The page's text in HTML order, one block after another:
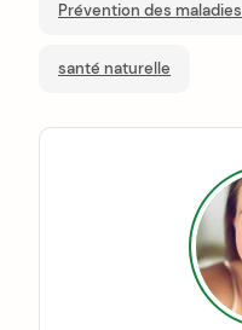
Prévention des maladies
santé naturelle